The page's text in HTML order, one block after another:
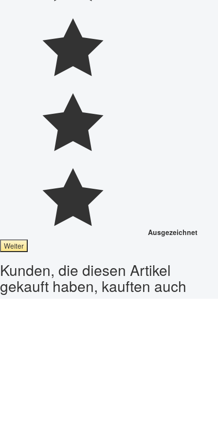
Ausgezeichnet
Weiter
Kunden, die diesen Artikel
gekauft haben, kauften auch